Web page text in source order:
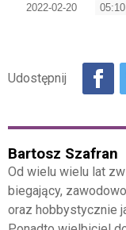
2022-02-20
05:10
Bartosz Szafran
Od wielu wielu lat
biegający,
oraz hobbystycznie